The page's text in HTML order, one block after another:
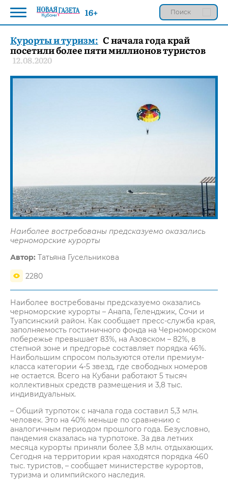
Курорты и туризм: С начала года край
посетили более пяти миллионов туристов
12.08.2020
Наиболее востребованы предсказуемо оказались
черноморские курорты
Автор: Татьяна Гусельникова
2280
Наиболее востребованы предсказуемо оказались
черноморские курорты – Анапа, Геленджик, Сочи и
Туапсинский район. Как сообщает пресс-служба края,
заполняемость гостиничного фонда на Черноморском
побережье превышает 83%, на Азовском – 82%, в
степной зоне и предгорье составляет порядка 46%.
Наибольшим спросом пользуются отели премиум-
класса категории 4-5 звезд, где свободных номеров
не остается. Всего на Кубани работают 5 тысяч
коллективных средств размещения и 3,8 тыс.
индивидуальных.
– Общий турпоток с начала года составил 5,3 млн.
человек. Это на 40% меньше по сравнению с
аналогичным периодом прошлого года. Безусловно,
пандемия сказалась на турпотоке. За два летних
месяца курорты приняли более 3,8 млн. отдыхающих.
Сегодня на территории края находятся порядка 460
тыс. туристов, – сообщает министерстве курортов,
туризма и олимпийского наследия.
16+